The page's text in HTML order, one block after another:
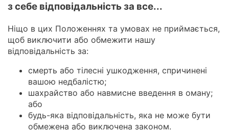
з себе відповідальність за все...
Ніщо в цих Положеннях та умовах не приймається,
щоб виключити або обмежити нашу
відповідальність за:
смерть або тілесні ушкодження, спричинені
вашою недбалістю;
шахрайство або навмисне введення в оману;
або
будь-яка відповідальність, яка не може бути
обмежена або виключена законом.